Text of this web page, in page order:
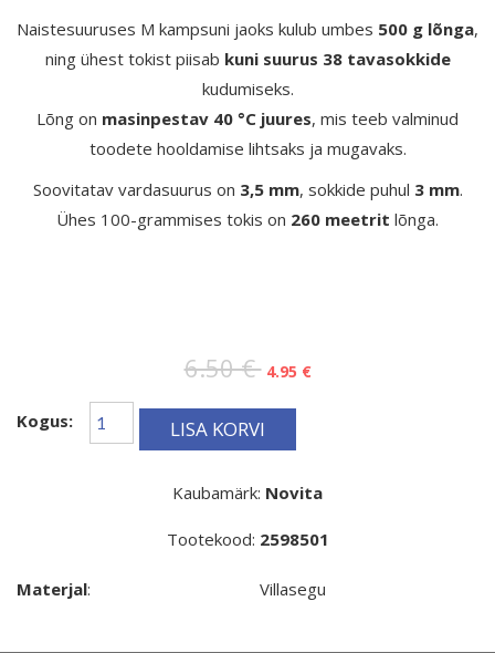
Naistesuuruses M kampsuni jaoks kulub umbes 500 g lõnga,
ning ühest tokist piisab kuni suurus 38 tavasokkide
kudumiseks.
Lõng on masinpestav 40 °C juures, mis teeb valminud
toodete hooldamise lihtsaks ja mugavaks.
Soovitatav vardasuurus on 3,5 mm, sokkide puhul 3 mm.
Ühes 100-grammises tokis on 260 meetrit lõnga.
6.50 € 4.95 €
Kogus: LISA KORVI
Kaubamärk: Novita
Tootekood: 2598501
Materjal: Villasegu